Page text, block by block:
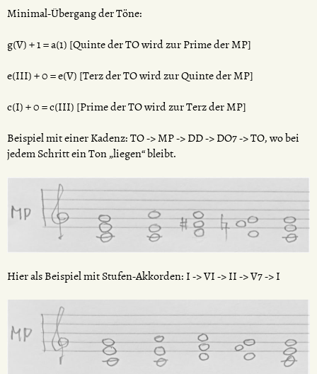
Minimal-Übergang der Töne:
g(V) + 1 = a(1) [Quinte der TO wird zur Prime der MP]
e(III) + 0 = e(V) [Terz der TO wird zur Quinte der MP]
c(I) + 0 = c(III) [Prime der TO wird zur Terz der MP]
Beispiel mit einer Kadenz: TO -> MP -> DD -> DO7 -> TO, wo bei
jedem Schritt ein Ton „liegen“ bleibt.
Hier als Beispiel mit Stufen-Akkorden: I -> VI -> II -> V7 -> I